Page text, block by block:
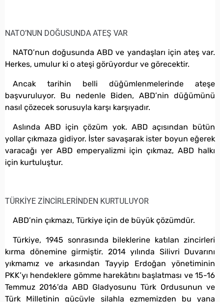
NATO’NUN DOĞUSUNDA ATEŞ VAR
NATO’nun doğusunda ABD ve yandaşları için ateş var.
Herkes, umulur ki o ateşi görüyordur ve görecektir.
Ancak tarihin belli düğümlenmelerinde ateşe
başvuruluyor. Bu nedenle Biden, ABD’nin düğümünü
nasıl çözecek sorusuyla karşı karşıyadır.
Aslında ABD için çözüm yok. ABD açısından bütün
yollar çıkmaza gidiyor. İster savaşarak ister boyun eğerek
varacağı yer ABD emperyalizmi için çıkmaz, ABD halkı
için kurtuluştur.
TÜRKİYE ZİNCİRLERİNDEN KURTULUYOR
ABD’nin çıkmazı, Türkiye için de büyük çözümdür.
Türkiye, 1945 sonrasında bileklerine katılan zincirleri
kırma dönemine girmiştir. 2014 yılında Silivri Duvarını
yıkmamız ve arkasından Tayyip Erdoğan yönetiminin
PKK’yı hendeklere gömme harekâtını başlatması ve 15-16
Temmuz 2016’da ABD Gladyosunu Türk Ordusunun ve
Türk Milletinin gücüyle silahla ezmemizden bu yana